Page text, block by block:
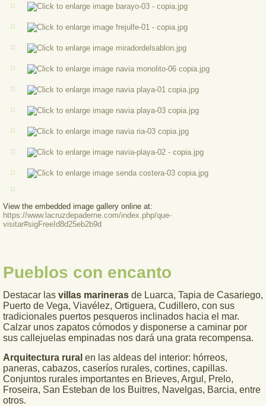
View the embedded image gallery online at:
https://www.lacruzdepaderne.com/index.php/que-
visitar#sigFreeId8d25eb2b9d
Pueblos con encanto
Destacar las villas marineras de Luarca, Tapia de Casariego,
Puerto de Vega, Viavélez, Ortiguera, Cudillero, con sus
tradicionales puertos pesqueros inclinados hacia el mar.
Calzar unos zapatos cómodos y disponerse a caminar por
sus callejuelas empinadas nos dará una grata recompensa.
Arquitectura rural en las aldeas del interior: hórreos,
paneras, cabazos, caseríos rurales, cortines, capillas.
Conjuntos rurales importantes en Brieves, Argul, Prelo,
Froseira, San Esteban de los Buitres, Navelgas, Barcia, entre
otros.